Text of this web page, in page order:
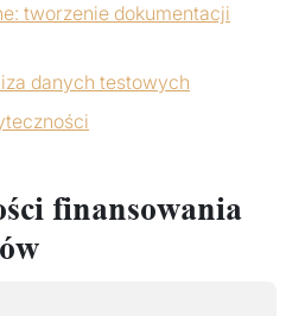
tworzenie dokumentacji
danych testowych
finansowania